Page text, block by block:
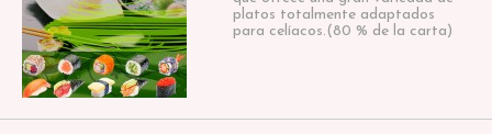
platos totalmente adaptados
para celíacos.(80 % de la carta)